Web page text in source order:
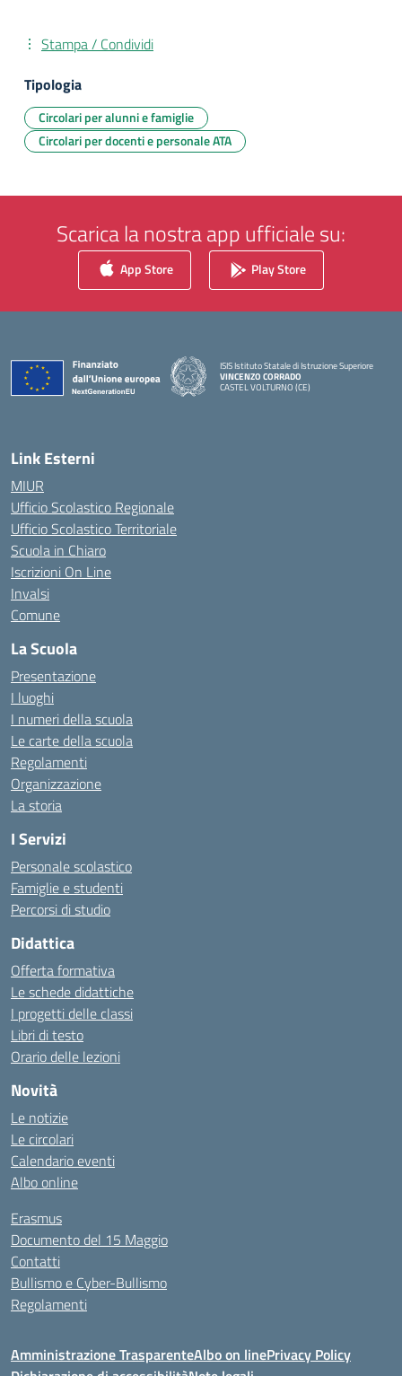
Stampa / Condividi
Tipologia
Circolari per alunni e famiglie
Circolari per docenti e personale ATA
Scarica la nostra app ufficiale su:
App Store Play Store
ISIS Istituto Statale di Istruzione Superiore
VINCENZO CORRADO
CASTEL VOLTURNO (CE)
Link Esterni
MIUR
Ufficio Scolastico Regionale
Ufficio Scolastico Territoriale
Scuola in Chiaro
Iscrizioni On Line
Invalsi
Comune
La Scuola
Presentazione
I luoghi
I numeri della scuola
Le carte della scuola
Regolamenti
Organizzazione
La storia
I Servizi
Personale scolastico
Famiglie e studenti
Percorsi di studio
Didattica
Offerta formativa
Le schede didattiche
I progetti delle classi
Libri di testo
Orario delle lezioni
Novità
Le notizie
Le circolari
Calendario eventi
Albo online
Erasmus
Documento del 15 Maggio
Contatti
Bullismo e Cyber-Bullismo
Regolamenti
Amministrazione TrasparenteAlbo on linePrivacy Policy